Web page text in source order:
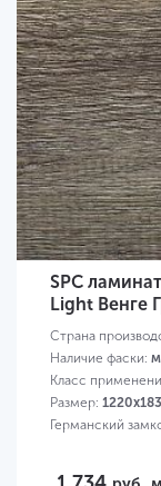
SPC
Light Венге
Страна
Наличие фаски:
Класс
Размер:
Германский